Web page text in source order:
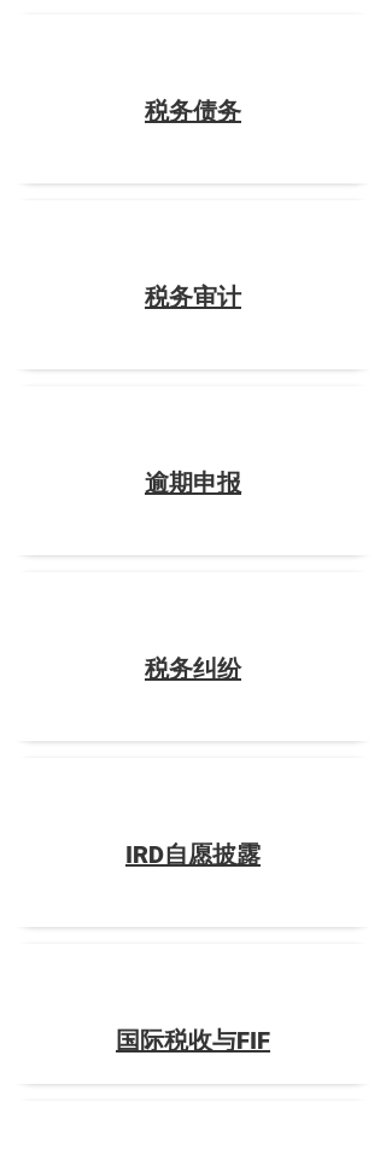
税务债务
税务审计
逾期申报
税务纠纷
IRD自愿披露
国际税收与FIF